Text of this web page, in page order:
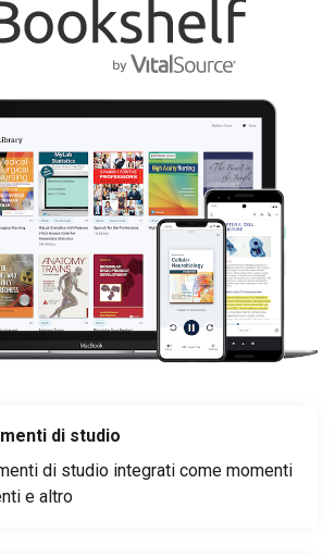
di studio
di studio integrati come momenti
e altro